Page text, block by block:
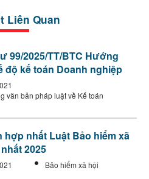
Liên Quan
99/2025/TT/BTC Hướng
độ kế toán Doanh nghiệp
văn bản pháp luật về Kế toán
hợp nhất Luật Bảo hiểm xã
2025
Bảo hiểm xã hội